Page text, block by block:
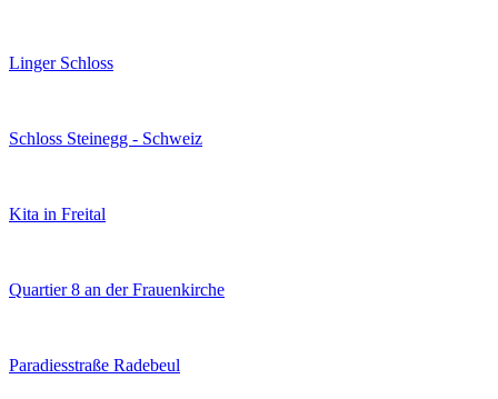
Linger Schloss
Schloss Steinegg - Schweiz
Kita in Freital
Quartier 8 an der Frauenkirche
Paradiesstraße Radebeul